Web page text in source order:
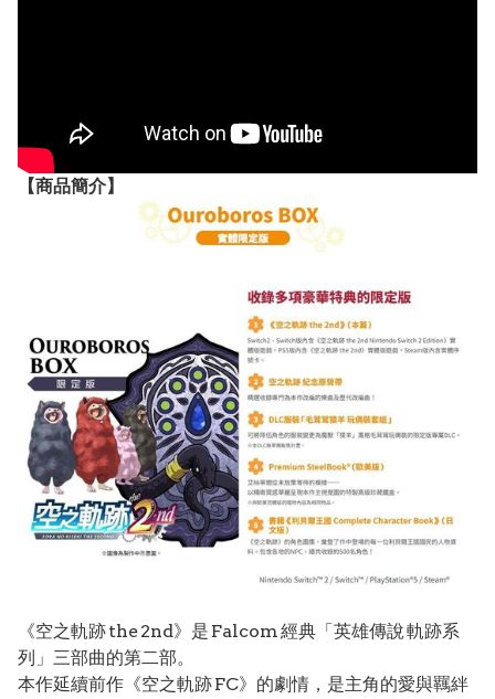
【商品簡介】
《空之軌跡 the 2nd》是 Falcom 經典「英雄傳說 軌跡系
列」三部曲的第二部。
本作延續前作《空之軌跡 FC》的劇情，是主角的愛與羈絆